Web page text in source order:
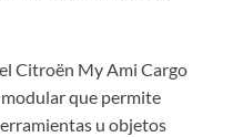
Citroën My Ami Cargo
que permite
u objetos